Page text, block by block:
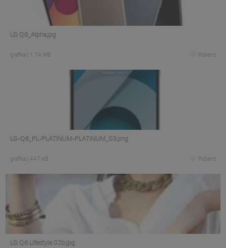
LG Q6_Alpha.jpg
grafika 1,74 MB Pobierz
LG-Q6_PL-PLATINUM-PLATINUM_03.png
grafika 447 KB Pobierz
LG Q6 Lifestyle 02b.jpg